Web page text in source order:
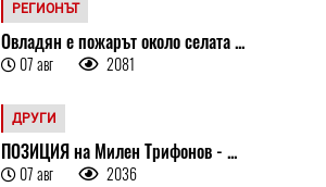
РЕГИОНЪТ
Овладян е пожарът около селата ...
07 авг 2081
ДРУГИ
ПОЗИЦИЯ на Милен Трифонов - ...
07 авг 2036